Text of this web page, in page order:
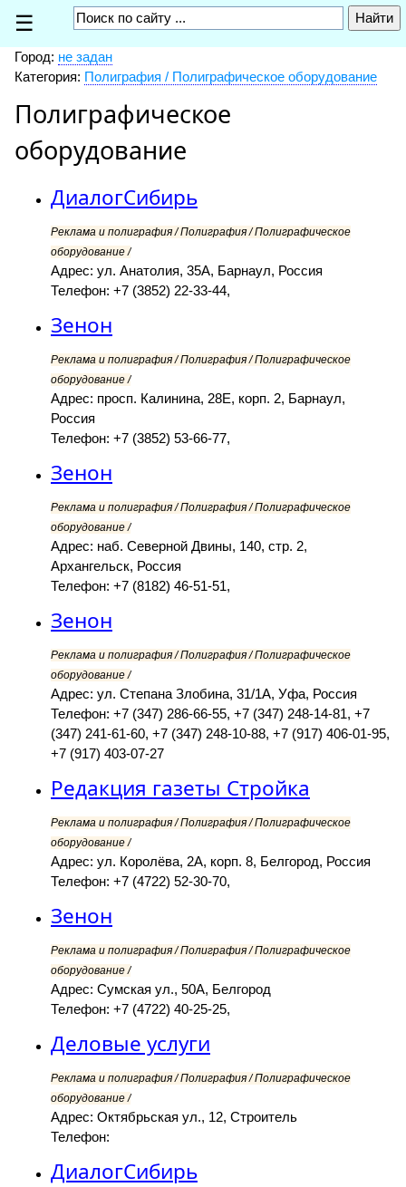
☰
Город: не задан
Категория: Полиграфия / Полиграфическое оборудование
Полиграфическое
оборудование
ДиалогСибирь
Реклама и полиграфия / Полиграфия / Полиграфическое
оборудование /
Адрес: ул. Анатолия, 35А, Барнаул, Россия
Телефон: +7 (3852) 22-33-44,
Зенон
Реклама и полиграфия / Полиграфия / Полиграфическое
оборудование /
Адрес: просп. Калинина, 28Е, корп. 2, Барнаул,
Россия
Телефон: +7 (3852) 53-66-77,
Зенон
Реклама и полиграфия / Полиграфия / Полиграфическое
оборудование /
Адрес: наб. Северной Двины, 140, стр. 2,
Архангельск, Россия
Телефон: +7 (8182) 46-51-51,
Зенон
Реклама и полиграфия / Полиграфия / Полиграфическое
оборудование /
Адрес: ул. Степана Злобина, 31/1А, Уфа, Россия
Телефон: +7 (347) 286-66-55, +7 (347) 248-14-81, +7
(347) 241-61-60, +7 (347) 248-10-88, +7 (917) 406-01-95,
+7 (917) 403-07-27
Редакция газеты Стройка
Реклама и полиграфия / Полиграфия / Полиграфическое
оборудование /
Адрес: ул. Королёва, 2А, корп. 8, Белгород, Россия
Телефон: +7 (4722) 52-30-70,
Зенон
Реклама и полиграфия / Полиграфия / Полиграфическое
оборудование /
Адрес: Сумская ул., 50А, Белгород
Телефон: +7 (4722) 40-25-25,
Деловые услуги
Реклама и полиграфия / Полиграфия / Полиграфическое
оборудование /
Адрес: Октябрьская ул., 12, Строитель
Телефон:
ДиалогСибирь